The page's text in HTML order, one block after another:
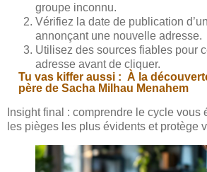
groupe inconnu.
Vérifiez la date de publication
annonçant une nouvelle adresse.
Utilisez des sources fiables pour
adresse avant de cliquer.
Tu vas kiffer aussi : À la
père de Sacha Milhau Menahem
Insight final : comprendre le cycle vous
les pièges les plus évidents et protège